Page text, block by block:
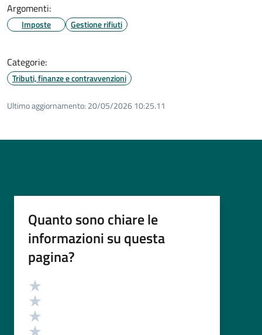
Argomenti:
Imposte Gestione rifiuti
Categorie:
Tributi, finanze e contravvenzioni
Ultimo aggiornamento: 20/05/2026 10:25.11
Quanto sono chiare le
informazioni su questa
pagina?
Valutazione